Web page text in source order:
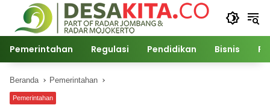
Langsung
konten
Pemerintahan Regulasi Pendidikan Bisnis
Beranda Pemerintahan
Pemerintahan